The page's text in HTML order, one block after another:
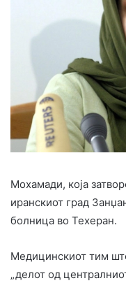
Мохамади, која
иранскиот град
болница во Техеран.
Медицинскиот тим
„делот од